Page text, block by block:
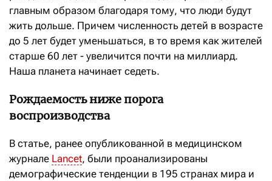
главным образом благодаря тому, что люди будут
жить дольше. Причем численность детей в возрасте
до 5 лет будет уменьшаться, в то время как жителей
старше 60 лет - увеличится почти на миллиард.
Наша планета начинает седеть.
Рождаемость ниже порога
воспроизводства
В статье, ранее опубликованной в медицинском
журнале Lancet, были проанализированы
демографические тенденции в 195 странах мира и